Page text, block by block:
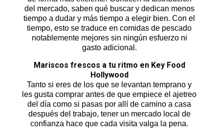
del mercado, saben qué buscar y dedican menos
tiempo a dudar y más tiempo a elegir bien. Con el
tiempo, esto se traduce en comidas de pescado
notablemente mejores sin ningún esfuerzo ni
gasto adicional.
Mariscos frescos a tu ritmo en Key Food
Hollywood
Tanto si eres de los que se levantan temprano y
les gusta comprar antes de que empiece el ajetreo
del día como si pasas por allí de camino a casa
después del trabajo, tener un mercado local de
confianza hace que cada visita valga la pena.